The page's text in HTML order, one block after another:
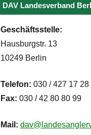
DAV Landesverband
Geschäftsstelle:
Hausburgstr. 13
10249 Berlin
Telefon: 030 / 427 17 28
Fax: 030 / 42 80 80 99
Mail: